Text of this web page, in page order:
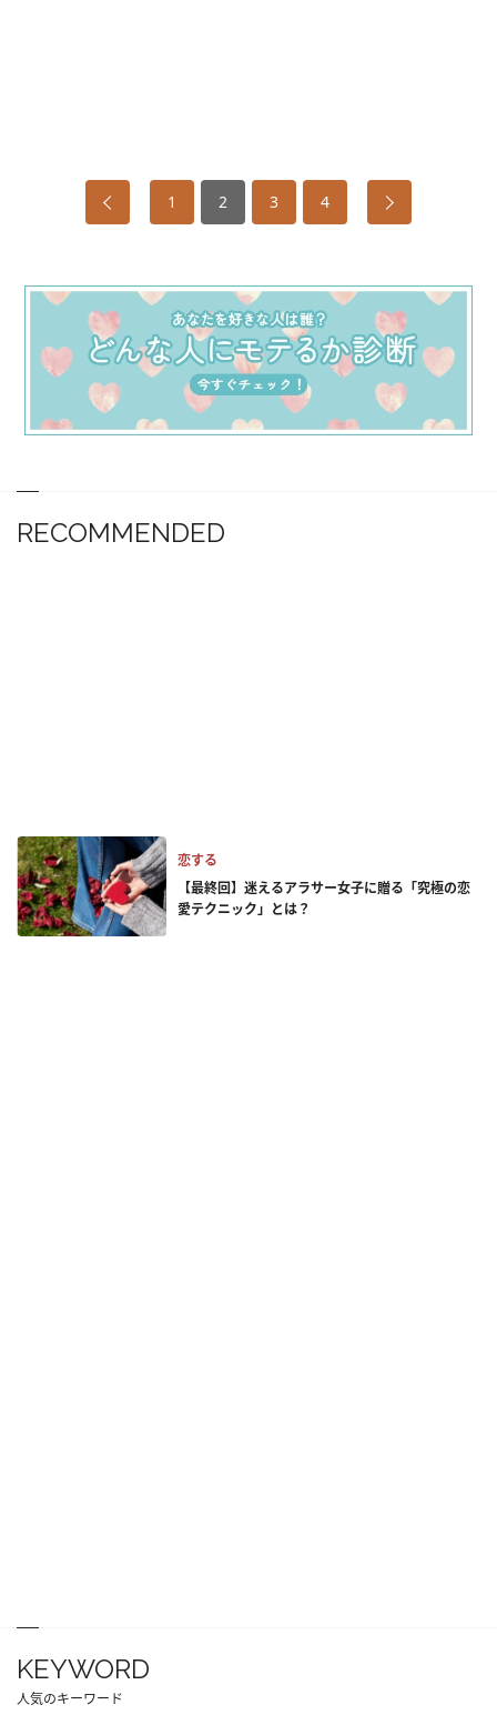
1 2 3 4
RECOMMENDED
恋する
【最終回】迷えるアラサー女子に贈る「究極の恋
愛テクニック」とは？
KEYWORD
人気のキーワード